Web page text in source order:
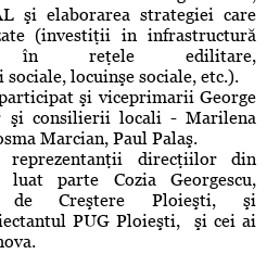
şi elaborarea strategiei care
(investiţii in infrastructură
în reţele edilitare,
locuinşe sociale, etc.).
şi viceprimarii George
şi consilierii locali - Marilena
Marcian, Paul Palaş.
reprezentanţii direcţiilor din
parte Cozia Georgescu,
de Creştere Ploieşti, şi
PUG Ploieşti, şi cei ai